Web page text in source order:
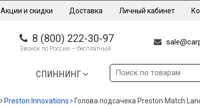
Акции и скидки Доставка Личный кабинет
8 (800) 222-30-97
Звонок по России — бесплатный
СПИННИНГ
Preston Innovations Голова подсачека Preston Match